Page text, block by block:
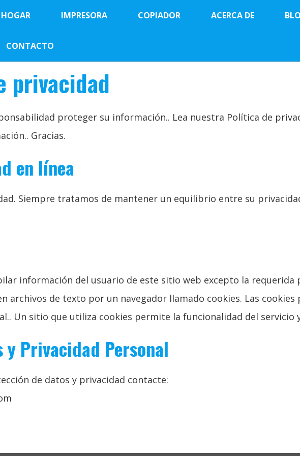
HOGAR IMPRESORA COPIADOR ACERCA DE
CONTACTO
privacidad
proteger su información.. Lea nuestra Política de
Gracias.
en línea
Siempre tratamos de mantener un equilibrio entre su
información del usuario de este sitio web excepto la
archivos de texto por un navegador llamado cookies. Las
Un sitio que utiliza cookies permite la funcionalidad del
Privacidad Personal
de datos y privacidad contacte: